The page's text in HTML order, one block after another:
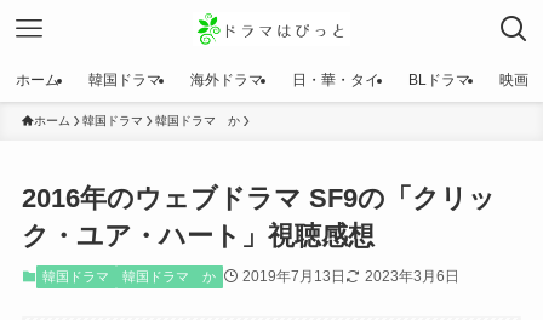
ホーム 韓国ドラマ 海外ドラマ 日・華・タイ BLドラマ 映画
ホーム 韓国ドラマ 韓国ドラマ か
2016年のウェブドラマ SF9の「クリッ
ク・ユア・ハート」視聴感想
韓国ドラマ 韓国ドラマ か 2019年7月13日 2023年3月6日